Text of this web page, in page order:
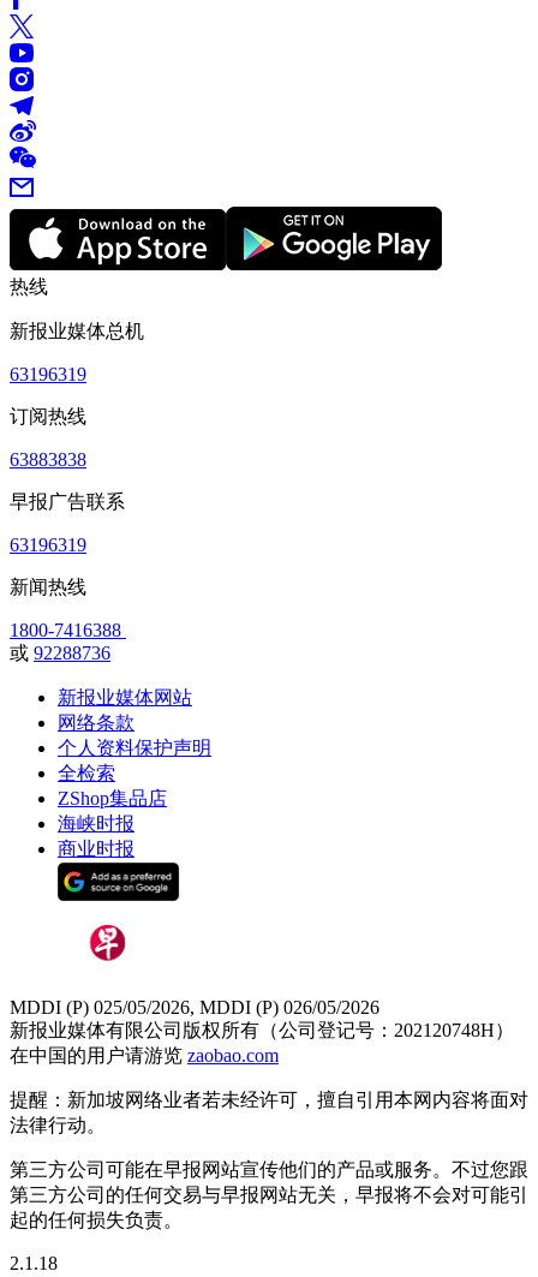
热线
新报业媒体总机
63196319
订阅热线
63883838
早报广告联系
63196319
新闻热线
1800-7416388
或 92288736
新报业媒体网站
网络条款
个人资料保护声明
全检索
ZShop集品店
海峡时报
商业时报
MDDI (P) 025/05/2026, MDDI (P) 026/05/2026
新报业媒体有限公司版权所有（公司登记号：202120748H）
在中国的用户请游览 zaobao.com
提醒：新加坡网络业者若未经许可，擅自引用本网内容将面对
法律行动。
第三方公司可能在早报网站宣传他们的产品或服务。不过您跟
第三方公司的任何交易与早报网站无关，早报将不会对可能引
起的任何损失负责。
2.1.18